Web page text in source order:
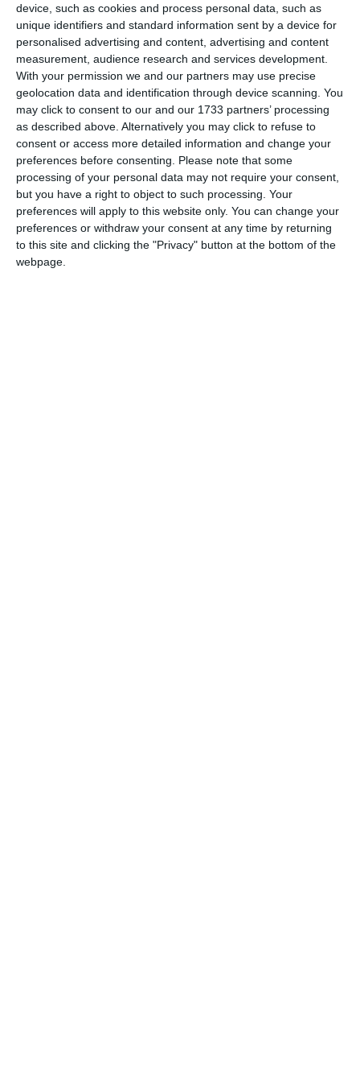
device, such as cookies and process personal data, such as
unique identifiers and standard information sent by a device for
personalised advertising and content, advertising and content
measurement, audience research and services development.
With your permission we and our partners may use precise
geolocation data and identification through device scanning. You
may click to consent to our and our 1733 partners’ processing
as described above. Alternatively you may click to refuse to
consent or access more detailed information and change your
preferences before consenting.
Please note that some
processing of your personal data may not require your consent,
but you have a right to object to such processing. Your
preferences will apply to this website only. You can change your
preferences or withdraw your consent at any time by returning
to this site and clicking the "Privacy" button at the bottom of the
webpage.
Citește și: